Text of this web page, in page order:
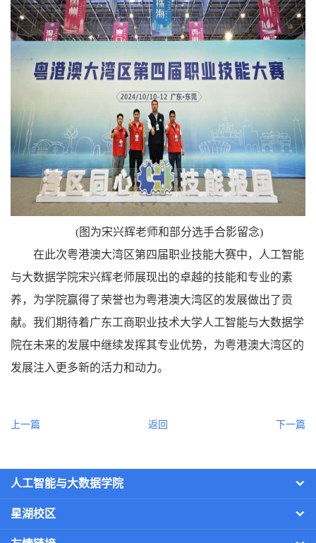
(图为宋兴辉老师和部分选手合影留念)
在此次粤港澳大湾区第四届职业技能大赛中，人工智能
与大数据学院宋兴辉老师展现出的卓越的技能和专业的素
养，为学院赢得了荣誉也为粤港澳大湾区的发展做出了贡
献。我们期待着广东工商职业技术大学人工智能与大数据学
院在未来的发展中继续发挥其专业优势，为粤港澳大湾区的
发展注入更多新的活力和动力。
上一篇 返回 下一篇
人工智能与大数据学院
星湖校区